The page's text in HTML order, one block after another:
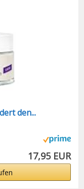
den...
17,95 EUR